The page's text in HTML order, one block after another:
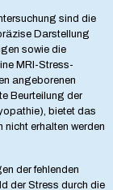
sind die
Darstellung
sowie die
MRI-Stress-
angeborenen
Beurteilung der
bietet das
erhalten werden
der fehlenden
der Stress durch die